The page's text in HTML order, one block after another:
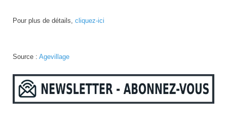
Pour plus de détails, cliquez-ici
Source : Agevillage